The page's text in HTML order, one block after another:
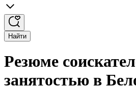
Найти
Резюме
занятостью в